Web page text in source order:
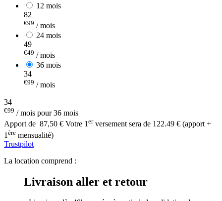
12 mois
82
€99 / mois
24 mois
49
€49 / mois
36 mois
34
€99 / mois
34
€99 / mois pour 36 mois
Apport de 87,50 € Votre 1 erversement sera de 122.49 € (apport +
1 ère mensualité)
Trustpilot
La location comprend :
Livraison aller et retour